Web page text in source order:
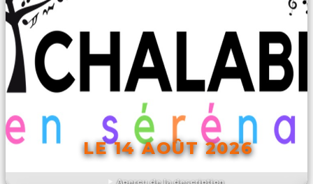
Aperçu de la description
LE 14 AOÛT 2026